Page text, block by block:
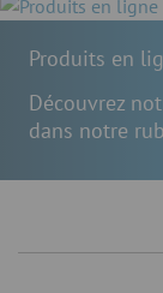
Produits en
Découvrez
dans notre